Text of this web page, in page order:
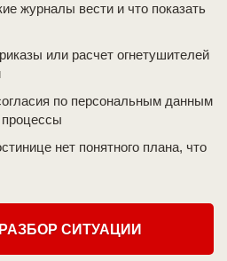
журналы вести и что показать
или расчет огнетушителей
по персональным данным
нет понятного плана, что
СИТУАЦИИ